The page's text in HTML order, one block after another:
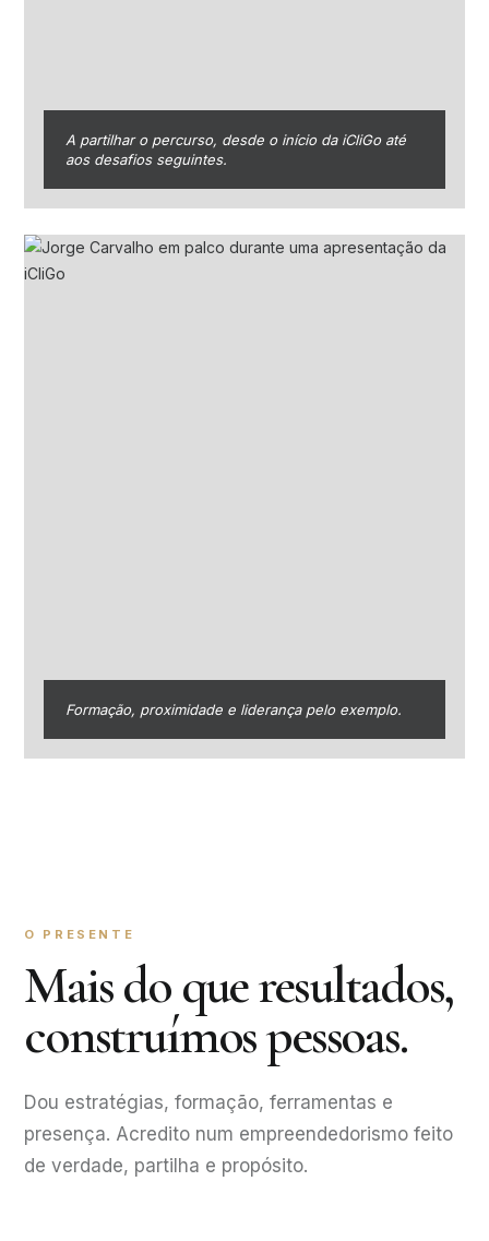
A partilhar o percurso, desde o início da iCliGo até
aos desafios seguintes.
Formação, proximidade e liderança pelo exemplo.
O PRESENTE
Mais do que resultados,
construímos pessoas.
Dou estratégias, formação, ferramentas e
presença. Acredito num empreendedorismo feito
de verdade, partilha e propósito.